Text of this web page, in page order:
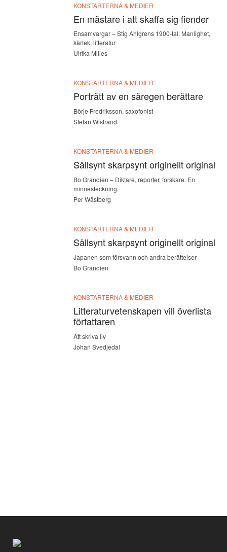
KONSTARTERNA & MEDIER
En mästare i att skaffa sig fiender
Ensamvargar – Stig Ahlgrens 1900-tal. Manlighet,
kärlek, litteratur
Ulrika Milles
KONSTARTERNA & MEDIER
Porträtt av en säregen berättare
Börje Fredriksson, saxofonist
Stefan Wistrand
KONSTARTERNA & MEDIER
Sällsynt skarpsynt originellt original
Bo Grandien – Diktare, reporter, forskare. En
minnesteckning.
Per Wästberg
KONSTARTERNA & MEDIER
Sällsynt skarpsynt originellt original
Japanen som försvann och andra berättelser
Bo Grandien
KONSTARTERNA & MEDIER
Litteraturvetenskapen vill överlista
författaren
Att skriva liv
Johan Svedjedal